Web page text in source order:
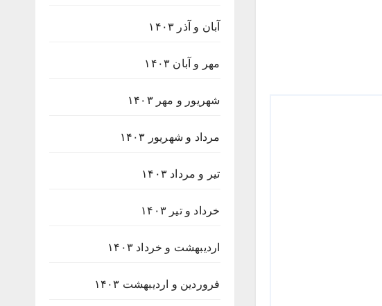
آبان و آذر ۱۴۰۳
مهر و آبان ۱۴۰۳
شهریور و مهر ۱۴۰۳
مرداد و شهریور ۱۴۰۳
تیر و مرداد ۱۴۰۳
خرداد و تیر ۱۴۰۳
اردیبهشت و خرداد ۱۴۰۳
فروردین و اردیبهشت ۱۴۰۳